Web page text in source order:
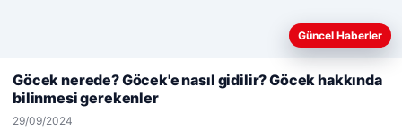
© 2026 Antalya – Güncel Haberler
Web sitemizi nasıl kullandığınızı daha iyi anlayabilmek,
kullanıyoruz.Çerez Politikamız
Güncel Haberler
Göcek nerede? Göcek'e nasıl gidilir? Göcek hakkında
bilinmesi gerekenler
29/09/2024